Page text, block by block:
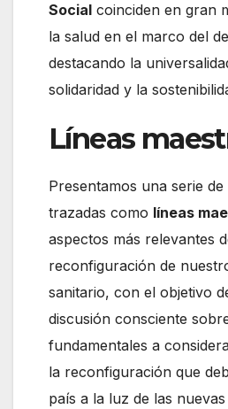
Social coinciden en gran
la salud en el marco del
destacando la
solidaridad y la
Líneas
Presentamos una serie
trazadas como líneas
aspectos más relevantes
reconfiguración de
sanitario, con el objetivo
discusión consciente
fundamentales a
la reconfiguración que
país a la luz de las nuevas